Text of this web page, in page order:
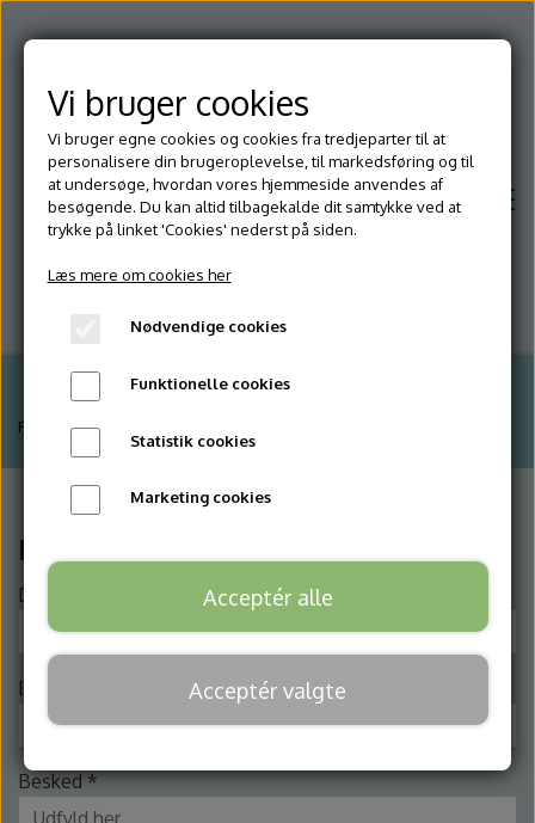
Hjem
Om
Kontakt
Forside Kontakt
Kontakt os
Dit navn *
Din e-mailadresse *
Besked *
Vi bruger cookies
Vi bruger egne cookies og cookies fra tredjeparter til at
personalisere din brugeroplevelse, til markedsføring og til
at undersøge, hvordan vores hjemmeside anvendes af
besøgende. Du kan altid tilbagekalde dit samtykke ved at
trykke på linket 'Cookies' nederst på siden.
Læs mere om cookies her
Nødvendige cookies
Funktionelle cookies
Statistik cookies
Marketing cookies
Acceptér alle
Acceptér valgte